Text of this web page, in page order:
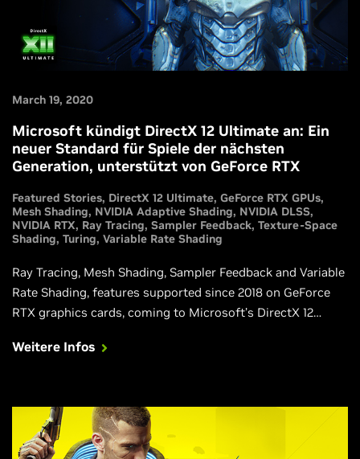
March 19, 2020
Microsoft kündigt DirectX 12 Ultimate an: Ein
neuer Standard für Spiele der nächsten
Generation, unterstützt von GeForce RTX
Featured Stories DirectX 12 Ultimate GeForce RTX GPUs
Mesh Shading NVIDIA Adaptive Shading NVIDIA DLSS
NVIDIA RTX Ray Tracing Sampler Feedback Texture-Space
Shading Turing Variable Rate Shading
Ray Tracing, Mesh Shading, Sampler Feedback and Variable
Rate Shading, features supported since 2018 on GeForce
RTX graphics cards, coming to Microsoft’s DirectX 12
Weitere Infos